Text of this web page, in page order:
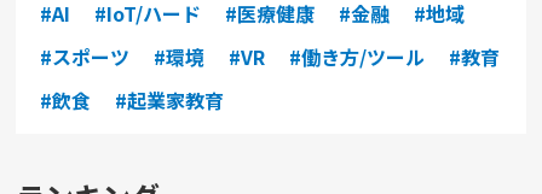
#AI #IoT/ハード #医療健康 #金融
#地域
#スポーツ
#環境 #VR #働き方/ツール
#教育
#飲食
#起業家教育